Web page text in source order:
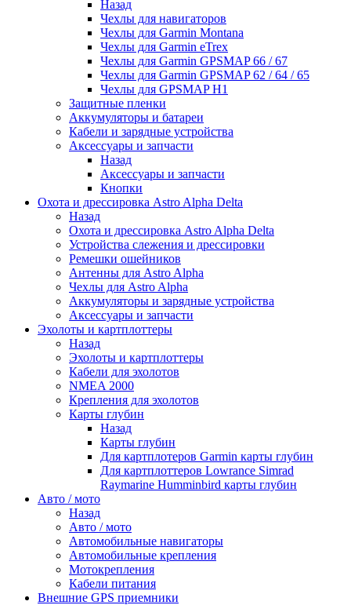
Назад
Чехлы для навигаторов
Чехлы для Garmin Montana
Чехлы для Garmin eTrex
Чехлы для Garmin GPSMAP 66 / 67
Чехлы для Garmin GPSMAP 62 / 64 / 65
Чехлы для GPSMAP H1
Защитные пленки
Аккумуляторы и батареи
Кабели и зарядные устройства
Аксессуары и запчасти
Назад
Аксессуары и запчасти
Кнопки
Охота и дрессировка Astro Alpha Delta
Назад
Охота и дрессировка Astro Alpha Delta
Устройства слежения и дрессировки
Ремешки ошейников
Антенны для Astro Alpha
Чехлы для Astro Alpha
Аккумуляторы и зарядные устройства
Аксессуары и запчасти
Эхолоты и картплоттеры
Назад
Эхолоты и картплоттеры
Кабели для эхолотов
NMEA 2000
Крепления для эхолотов
Карты глубин
Назад
Карты глубин
Для картплотеров Garmin карты глубин
Для картплоттеров Lowrance Simrad
Raymarine Humminbird карты глубин
Авто / мото
Назад
Авто / мото
Автомобильные навигаторы
Автомобильные крепления
Мотокрепления
Кабели питания
Внешние GPS приемники